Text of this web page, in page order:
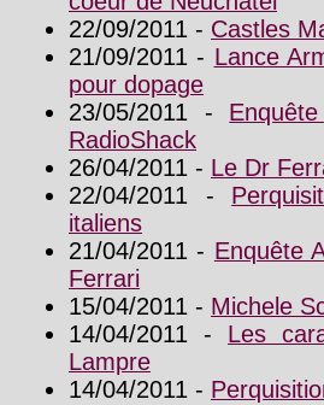
22/09/2011 - Castles
21/09/2011 - Lance
pour dopage
23/05/2011 -
RadioShack
26/04/2011 - Le Dr
22/04/2011 -
italiens
21/04/2011 - Enquête
Ferrari
15/04/2011 - Michele
14/04/2011 - Les
Lampre
14/04/2011 -